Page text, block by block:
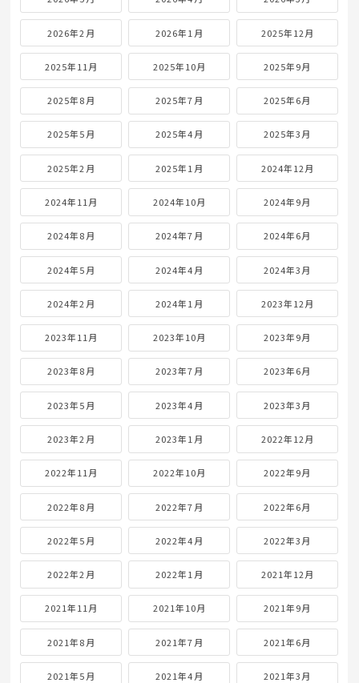
2026年2月 2026年1月 2025年12月
2025年11月 2025年10月 2025年9月
2025年8月 2025年7月 2025年6月
2025年5月 2025年4月 2025年3月
2025年2月 2025年1月 2024年12月
2024年11月 2024年10月 2024年9月
2024年8月 2024年7月 2024年6月
2024年5月 2024年4月 2024年3月
2024年2月 2024年1月 2023年12月
2023年11月 2023年10月 2023年9月
2023年8月 2023年7月 2023年6月
2023年5月 2023年4月 2023年3月
2023年2月 2023年1月 2022年12月
2022年11月 2022年10月 2022年9月
2022年8月 2022年7月 2022年6月
2022年5月 2022年4月 2022年3月
2022年2月 2022年1月 2021年12月
2021年11月 2021年10月 2021年9月
2021年8月 2021年7月 2021年6月
2021年5月 2021年4月 2021年3月